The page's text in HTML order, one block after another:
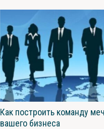
Как построить команду
вашего бизнеса